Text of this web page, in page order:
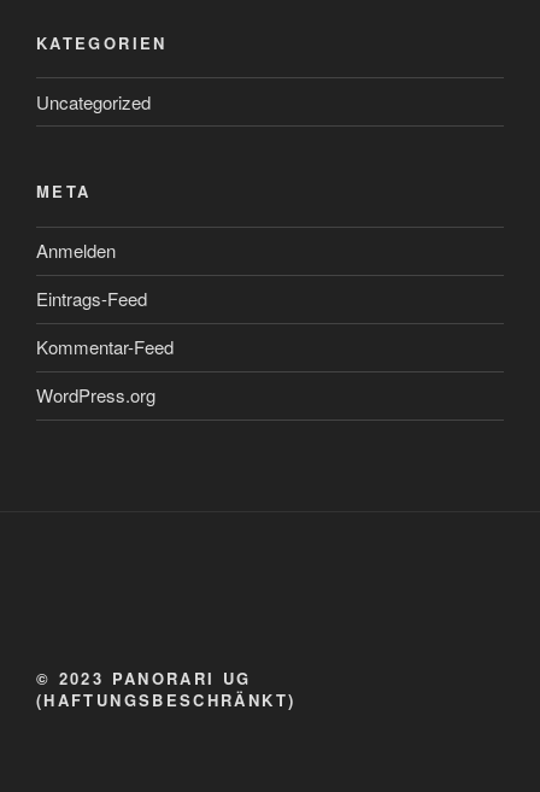
KATEGORIEN
Uncategorized
META
Anmelden
Eintrags-Feed
Kommentar-Feed
WordPress.org
© 2023 PANORARI UG
(HAFTUNGSBESCHRÄNKT)